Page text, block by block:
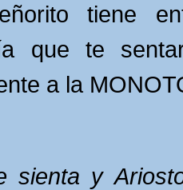
tiene
que te
a la
sienta y